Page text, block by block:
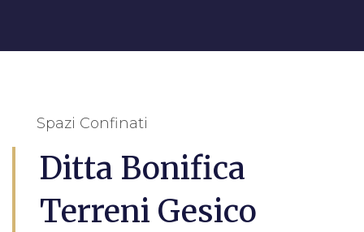
Spazi Confinati
Ditta Bonifica
Terreni Gesico